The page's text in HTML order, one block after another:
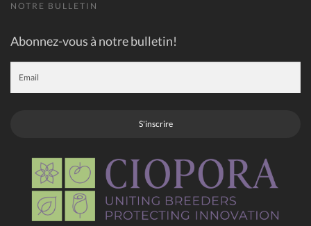
NOTRE BULLETIN
Abonnez-vous à notre bulletin!
S'inscrire